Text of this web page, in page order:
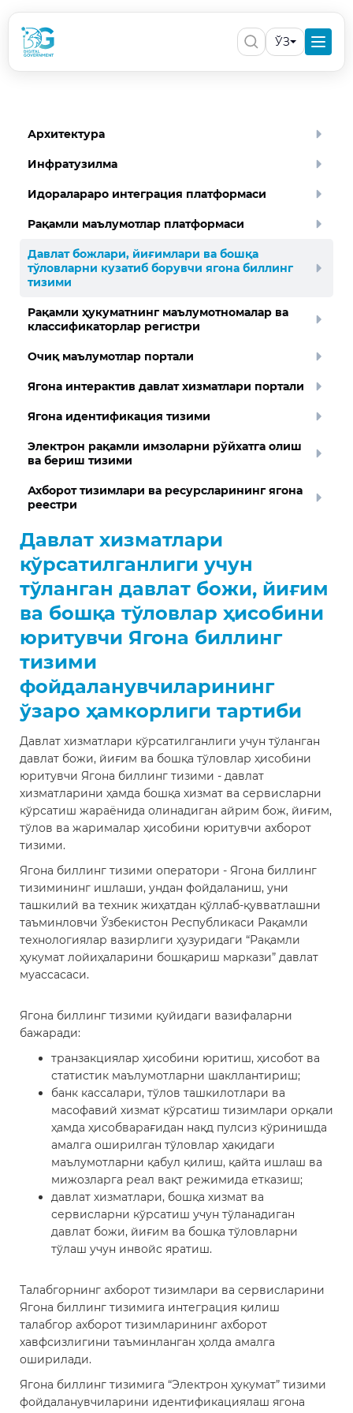
ЎЗ
Архитектура
Инфратузилма
Идоралараро интеграция платформаси
Рақамли маълумотлар платформаси
Давлат божлари, йиғимлари ва бошқа
тўловларни кузатиб борувчи ягона биллинг
тизими
Рақамли ҳукуматнинг маълумотномалар ва
классификаторлар регистри
Очиқ маълумотлар портали
Ягона интерактив давлат хизматлари портали
Ягона идентификация тизими
Электрон рақамли имзоларни рўйхатга олиш
ва бериш тизими
Ахборот тизимлари ва ресурсларининг ягона
реестри
Давлат хизматлари
кўрсатилганлиги учун
тўланган давлат божи, йиғим
ва бошқа тўловлар ҳисобини
юритувчи Ягона биллинг
тизими
фойдаланувчиларининг
ўзаро ҳамкорлиги тартиби
Давлат хизматлари кўрсатилганлиги учун тўланган
давлат божи, йиғим ва бошқа тўловлар ҳисобини
юритувчи Ягона биллинг тизими - давлат
хизматларини ҳамда бошқа хизмат ва сервисларни
кўрсатиш жараёнида олинадиган айрим бож, йиғим,
тўлов ва жарималар ҳисобини юритувчи ахборот
тизими.
Ягона биллинг тизими оператори - Ягона биллинг
тизимининг ишлаши, ундан фойдаланиш, уни
ташкилий ва техник жиҳатдан қўллаб-қувватлашни
таъминловчи Ўзбекистон Республикаси Рақамли
технологиялар вазирлиги ҳузуридаги “Рақамли
ҳукумат лойиҳаларини бошқариш маркази” давлат
муассасаси.
Ягона биллинг тизими қуйидаги вазифаларни
бажаради:
транзакциялар ҳисобини юритиш, ҳисобот ва
статистик маълумотларни шакллантириш;
банк кассалари, тўлов ташкилотлари ва
масофавий хизмат кўрсатиш тизимлари орқали
ҳамда ҳисобварағидан нақд пулсиз кўринишда
амалга оширилган тўловлар ҳақидаги
маълумотларни қабул қилиш, қайта ишлаш ва
мижозларга реал вақт режимида етказиш;
давлат хизматлари, бошқа хизмат ва
сервисларни кўрсатиш учун тўланадиган
давлат божи, йиғим ва бошқа тўловларни
тўлаш учун инвойс яратиш.
Талабгорнинг ахборот тизимлари ва сервисларини
Ягона биллинг тизимига интеграция қилиш
талабгор ахборот тизимларининг ахборот
хавфсизлигини таъминланган ҳолда амалга
оширилади.
Ягона биллинг тизимига “Электрон ҳукумат” тизими
фойдаланувчиларини идентификациялаш ягона